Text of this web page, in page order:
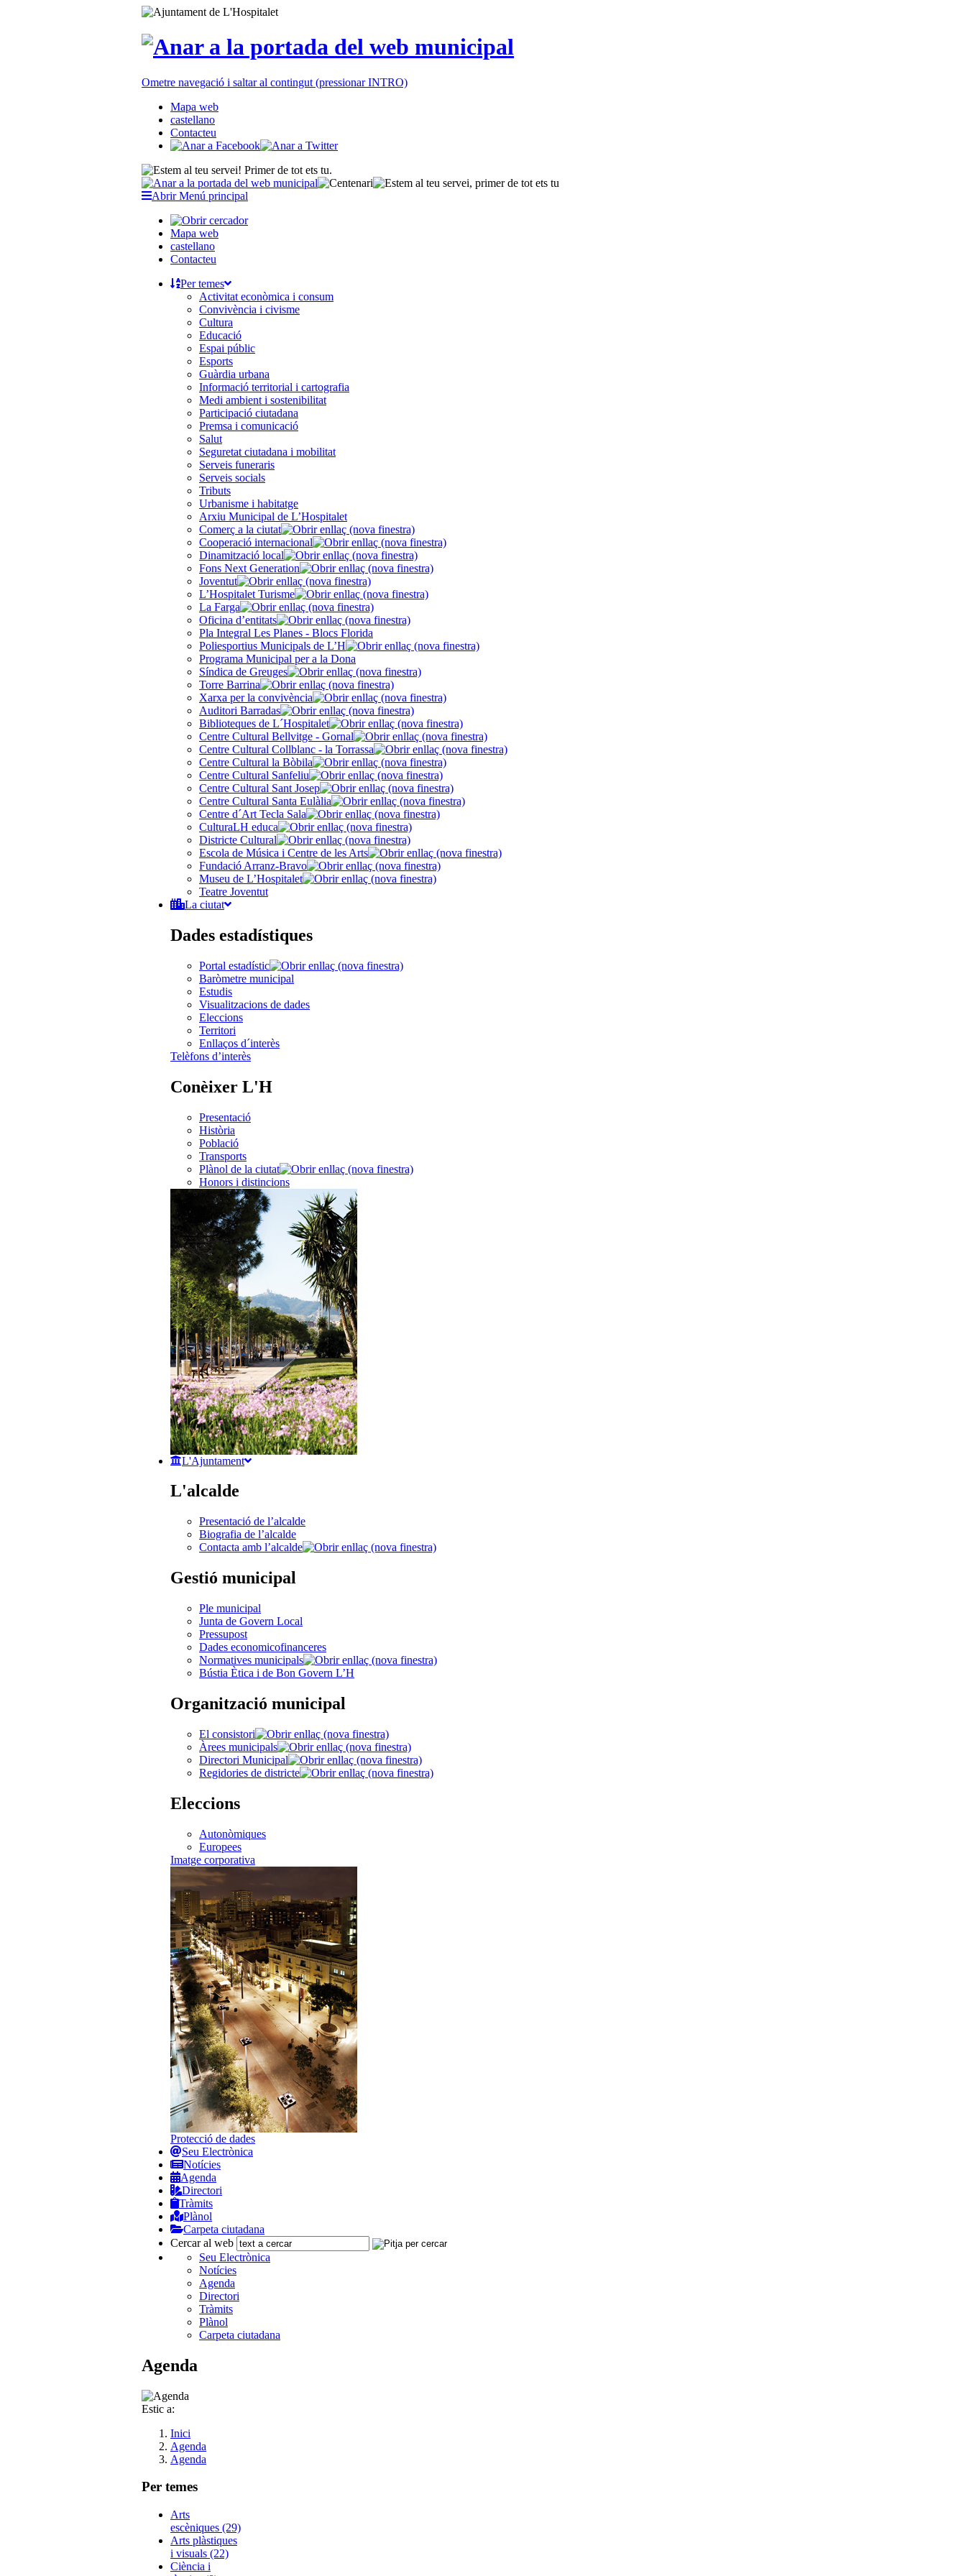
Ometre navegació i saltar al contingut (pressionar INTRO)
Mapa web
castellano
Contacteu
Abrir Menú principal
Mapa web
castellano
Contacteu
Per temes
Activitat econòmica i consum
Convivència i civisme
Cultura
Educació
Espai públic
Esports
Guàrdia urbana
Informació territorial i cartografia
Medi ambient i sostenibilitat
Participació ciutadana
Premsa i comunicació
Salut
Seguretat ciutadana i mobilitat
Serveis funeraris
Serveis socials
Tributs
Urbanisme i habitatge
Arxiu Municipal de L’Hospitalet
Comerç a la ciutat
Cooperació internacional
Dinamització local
Fons Next Generation
Joventut
L’Hospitalet Turisme
La Farga
Oficina d’entitats
Pla Integral Les Planes - Blocs Florida
Poliesportius Municipals de L’H
Programa Municipal per a la Dona
Síndica de Greuges
Torre Barrina
Xarxa per la convivència
Auditori Barradas
Biblioteques de L´Hospitalet
Centre Cultural Bellvitge - Gornal
Centre Cultural Collblanc - la Torrassa
Centre Cultural la Bòbila
Centre Cultural Sanfeliu
Centre Cultural Sant Josep
Centre Cultural Santa Eulàlia
Centre d´Art Tecla Sala
CulturaLH educa
Districte Cultural
Escola de Música i Centre de les Arts
Fundació Arranz-Bravo
Museu de L’Hospitalet
Teatre Joventut
La ciutat
Dades estadístiques
Portal estadístic
Baròmetre municipal
Estudis
Visualitzacions de dades
Eleccions
Territori
Enllaços d´interès
Telèfons d’interès
Conèixer L'H
Presentació
Història
Població
Transports
Plànol de la ciutat
Honors i distincions
L'Ajuntament
L'alcalde
Presentació de l’alcalde
Biografia de l’alcalde
Contacta amb l’alcalde
Gestió municipal
Ple municipal
Junta de Govern Local
Pressupost
Dades economicofinanceres
Normatives municipals
Bústia Ètica i de Bon Govern L’H
Organització municipal
El consistori
Àrees municipals
Directori Municipal
Regidories de districte
Eleccions
Autonòmiques
Europees
Imatge corporativa
Protecció de dades
Seu Electrònica
Notícies
Agenda
Directori
Tràmits
Plànol
Carpeta ciutadana
Cercar al web
Seu Electrònica
Notícies
Agenda
Directori
Tràmits
Plànol
Carpeta ciutadana
Agenda
Estic a:
Inici
Agenda
Agenda
Per temes
Arts
escèniques (29)
Arts plàstiques
i visuals (22)
Ciència i